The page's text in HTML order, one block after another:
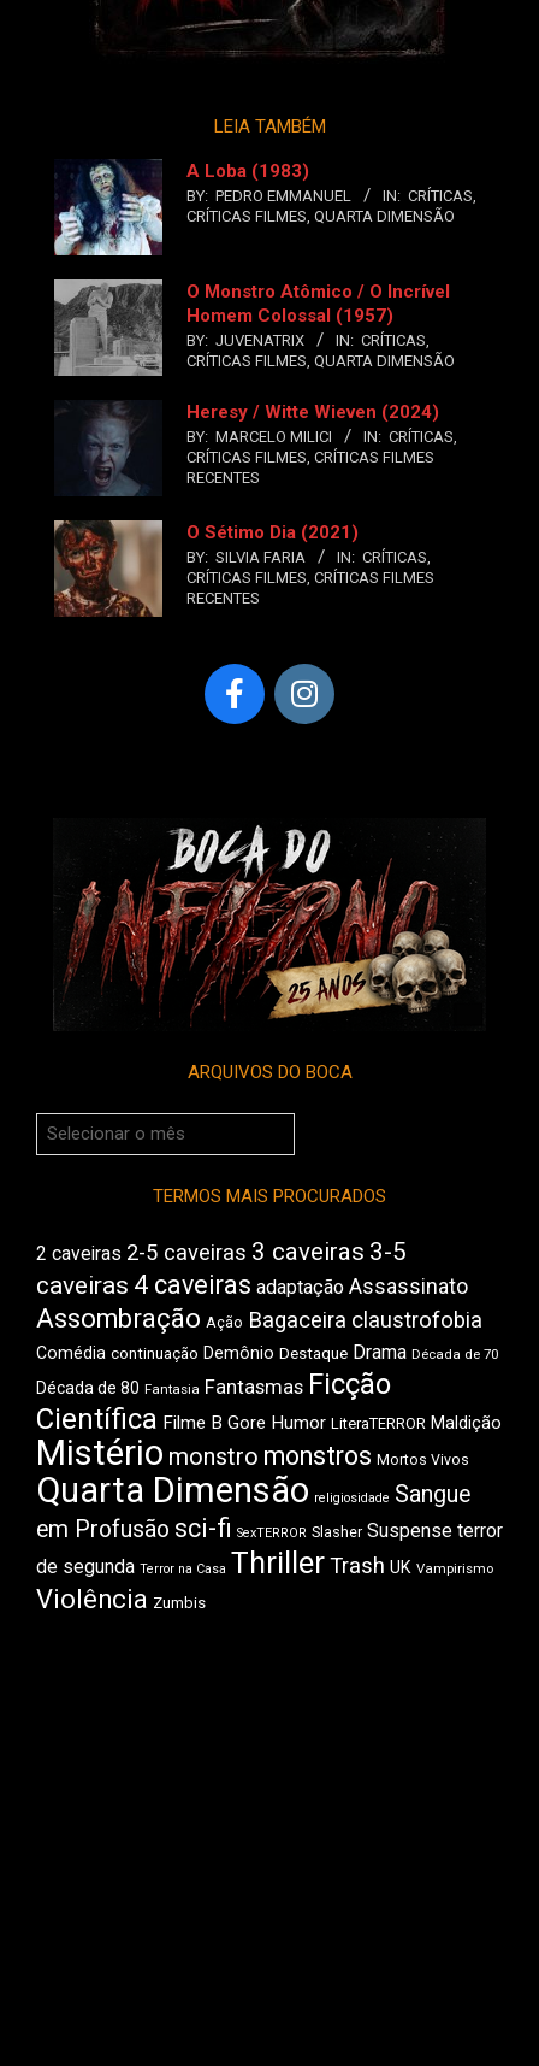
LEIA TAMBÉM
A Loba (1983)
BY: PEDRO EMMANUEL IN: CRÍTICAS
CRÍTICAS FILMES QUARTA DIMENSÃO
O Monstro Atômico / O Incrível
Homem Colossal (1957)
BY: JUVENATRIX IN: CRÍTICAS
CRÍTICAS FILMES QUARTA DIMENSÃO
Heresy / Witte Wieven (2024)
BY: MARCELO MILICI IN: CRÍTICAS
CRÍTICAS FILMES CRÍTICAS FILMES
RECENTES
O Sétimo Dia (2021)
BY: SILVIA FARIA IN: CRÍTICAS
CRÍTICAS FILMES CRÍTICAS FILMES
RECENTES
ARQUIVOS DO BOCA
Arquivos
do
TERMOS MAIS PROCURADOS
2 caveiras 2-5 caveiras 3 caveiras 3-5
caveiras 4 caveiras adaptação Assassinato
Assombração Ação Bagaceira claustrofobia
Comédia continuação Demônio Destaque Drama Década de 70
Década de 80 Fantasia Fantasmas Ficção
Científica Filme B Gore Humor LiteraTERROR Maldição
Mistério monstro monstros Mortos Vivos
Quarta Dimensão religiosidade Sangue
em Profusão sci-fi SexTERROR Slasher Suspense terror
de segunda Terror na Casa ThrillerTrash UK Vampirismo
Violência Zumbis